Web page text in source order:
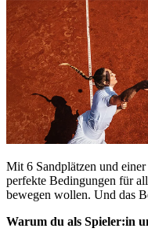
Mit 6 Sandplätzen und
perfekte Bedingungen für
bewegen wollen. Und das
Warum du als Spieler:in